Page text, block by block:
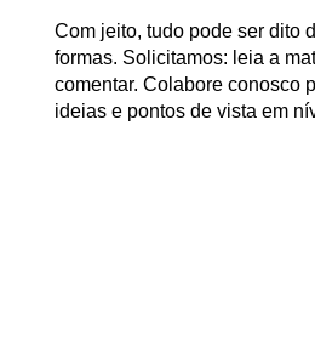
Com jeito, tudo pode ser dito
formas. Solicitamos: leia a
comentar. Colabore conosco
ideias e pontos de vista em